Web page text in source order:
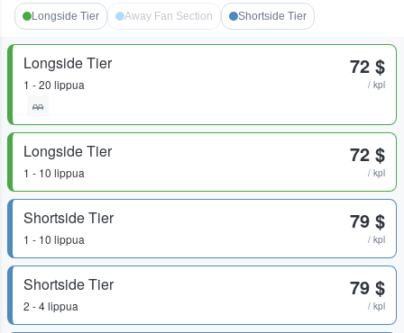
Longside Tier Away Fan Section Shortside Tier
Longside Tier
1 - 20 lippua
72 $
/ kpl
Longside Tier
1 - 10 lippua
72 $
/ kpl
Shortside Tier
1 - 10 lippua
79 $
/ kpl
Shortside Tier
2 - 4 lippua
79 $
/ kpl